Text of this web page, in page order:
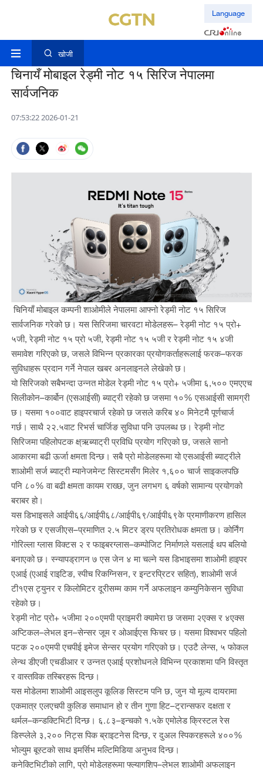
Language
खोजी
चिनायँ मोबाइल रेड्मी नोट १५ सिरिज नेपालमा
सार्वजनिक
07:53:22 2026-01-21
चिनियाँ मोबाइल कम्पनी शाओमीले नेपालमा आफ्नो रेड्मी नोट १५ सिरिज
सार्वजनिक गरेको छ। यस सिरिजमा चारवटा मोडेलहरू– रेड्मी नोट १५ प्रो+
५जी, रेड्मी नोट १५ प्रो ५जी, रेड्मी नोट १५ ५जी र रेड्मी नोट १५ ४जी
समावेश गरिएको छ, जसले विभिन्न प्रकारका प्रयोगकर्ताहरूलाई फरक–फरक
सुविधाहरू प्रदान गर्ने नेपाल खबर अनलाइनले लेखेको छ।
यो सिरिजको सबैभन्दा उन्नत मोडेल रेड्मी नोट १५ प्रो+ ५जीमा ६,५०० एमएएच
सिलीकोन–कार्बोन (एसआईसी) ब्याट्री रहेको छ जसमा १०% एसआईसी सामग्री
छ। यसमा १००वाट हाइपरचार्ज रहेको छ जसले करिब ४० मिनेटमै पूर्णचार्ज
गर्छ। साथै २२.५वाट रिभर्स चार्जिङ सुविधा पनि उपलब्ध छ। रेड्मी नोट
सिरिजमा पहिलोपटक क्ष्ऋब्याट्री प्रविधि प्रयोग गरिएको छ, जसले सानो
आकारमा बढी ऊर्जा क्षमता दिन्छ। सबै प्रो मोडेलहरूमा यो एसआईसी ब्याट्रीले
शाओमी सर्ज ब्याट्री म्यानेजमेन्ट सिस्टमसँग मिलेर १,६०० चार्ज साइकलपछि
पनि ८०% वा बढी क्षमता कायम राख्छ, जुन लगभग ६ वर्षको सामान्य प्रयोगको
बराबर हो।
यस डिभाइसले आईपी६६/आईपी६८/आईपी६९/आईपी६९के प्रमाणीकरण हासिल
गरेको छ र एसजीएस–प्रमाणित २.५ मिटर ड्रप प्रतिरोधक क्षमता छ। कोर्निंग
गोरिल्ला ग्लास विक्टस २ र फाइबरग्लास–कम्पोजिट निर्माणले यसलाई थप बलियो
बनाएको छ। स्न्यापड्रागन ७ एस जेन ४ मा चल्ने यस डिभाइसमा शाओमी हाइपर
एआई (एआई राइटिङ, स्पीच रिकग्निसन, र इन्टरप्रिटर सहित), शाओमी सर्ज
टी१एस ट्युनर र किलोमिटर दूरीसम्म काम गर्ने अफलाइन कम्युनिकेसन सुविधा
रहेको छ।
रेड्मी नोट प्रो+ ५जीमा २००एमपी प्राइमरी क्यामेरा छ जसमा २एक्स र ४एक्स
अप्टिकल–लेभल इन–सेन्सर जूम र ओआईएस फिचर छ। यसमा विश्वभर पहिलो
पटक २००एमपी एचपीई इमेज सेन्सर प्रयोग गरिएको छ। एउटै लेन्स, ५ फोकल
लेन्थ डीएजी एचडीआर र उन्नत एआई प्रशोधनले विभिन्न प्रकाशमा पनि विस्तृत
र वास्तविक तस्बिरहरू दिन्छ।
यस मोडेलमा शाओमी आइसलुप कूलिङ सिस्टम पनि छ, जुन यो मूल्य दायरामा
एकमात्र एलएचपी कुलिङ समाधान हो र तीन गुणा हिट–ट्रान्सफर दक्षता र
थर्मल–कन्डक्टिभिटी दिन्छ। ६.८३–इन्चको १.५के एमोलेड क्रिस्टल रेस
डिस्प्लेले ३,२०० निट्स पिक ब्राइटनेस दिन्छ, र दुअल स्पिकरहरूले ४००%
भोल्युम बूस्टको साथ इमर्सिभ मल्टिमिडिया अनुभव दिन्छ।
कनेक्टिभिटीको लागि, प्रो मोडेलहरूमा फ्ल्यागशिप–लेभल शाओमी अफलाइन